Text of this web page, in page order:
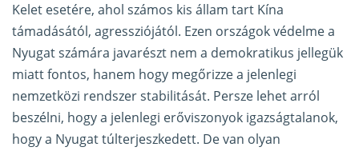
Kelet esetére, ahol számos kis állam tart Kína
támadásától, agressziójától. Ezen országok védelme a
Nyugat számára javarészt nem a demokratikus jellegük
miatt fontos, hanem hogy megőrizze a jelenlegi
nemzetközi rendszer stabilitását. Persze lehet arról
beszélni, hogy a jelenlegi erőviszonyok igazságtalanok,
hogy a Nyugat túlterjeszkedett. De van olyan